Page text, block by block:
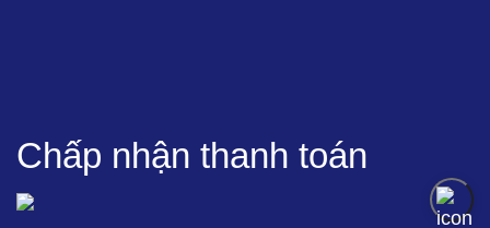
Chấp nhận thanh toán